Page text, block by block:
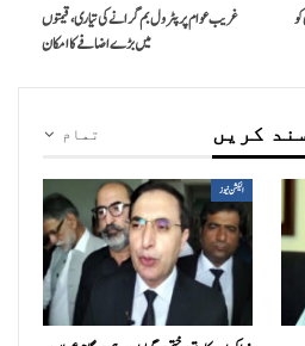
غریب عوام پر پٹرول بم گرانے کی تیاری، قیمتوں
میں بڑے اضافے کا امکان
تمام کریں
الیکشن نیوز